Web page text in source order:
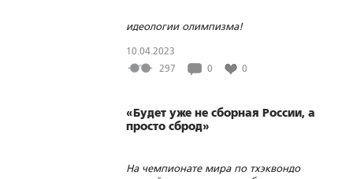
идеологии олимпизма!
10.04.2023
297
0 0
«Будет уже не сборная России, а
просто сброд»
На чемпионате мира по тхэквондо